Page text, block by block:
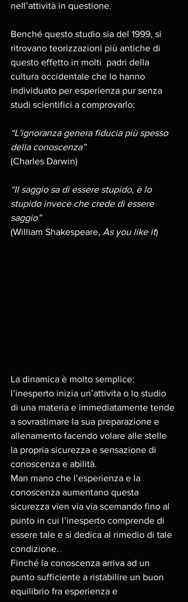
nell’attività in questione.
Benché questo studio sia del 1999, si
ritrovano teorizzazioni più antiche di
questo effetto in molti  padri della
cultura occidentale che lo hanno
individuato per esperienza pur senza
studi scientifici a comprovarlo:
“L'ignoranza genera fiducia più spesso
della conoscenza”
(Charles Darwin)
“Il saggio sa di essere stupido, è lo
stupido invece che crede di essere
saggio”
(William Shakespeare, As you like it)
La dinamica è molto semplice:
l’inesperto inizia un’attivita o lo studio
di una materia e immediatamente tende
a sovrastimare la sua preparazione e
allenamento facendo volare alle stelle
la propria sicurezza e sensazione di
conoscenza e abilità.
Man mano che l’esperienza e la
conoscenza aumentano questa
sicurezza vien via via scemando fino al
punto in cui l’inesperto comprende di
essere tale e si dedica al rimedio di tale
condizione.
Finché la conoscenza arriva ad un
punto sufficiente a ristabilire un buon
equilibrio fra esperienza e